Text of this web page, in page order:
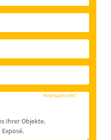
Ihre Nachricht*